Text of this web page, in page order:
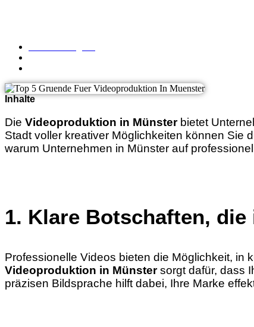
Inhalte
Die Videoproduktion in Münsterbietet
Stadt voller kreativer Möglichkeiten können Sie
warum Unternehmen in Münster auf
1. Klare Botschaften,
Professionelle Videos bieten die Möglichkeit, in
Videoproduktion in Münstersorgt dafür, dass
präzisen Bildsprache hilft dabei, Ihre Marke